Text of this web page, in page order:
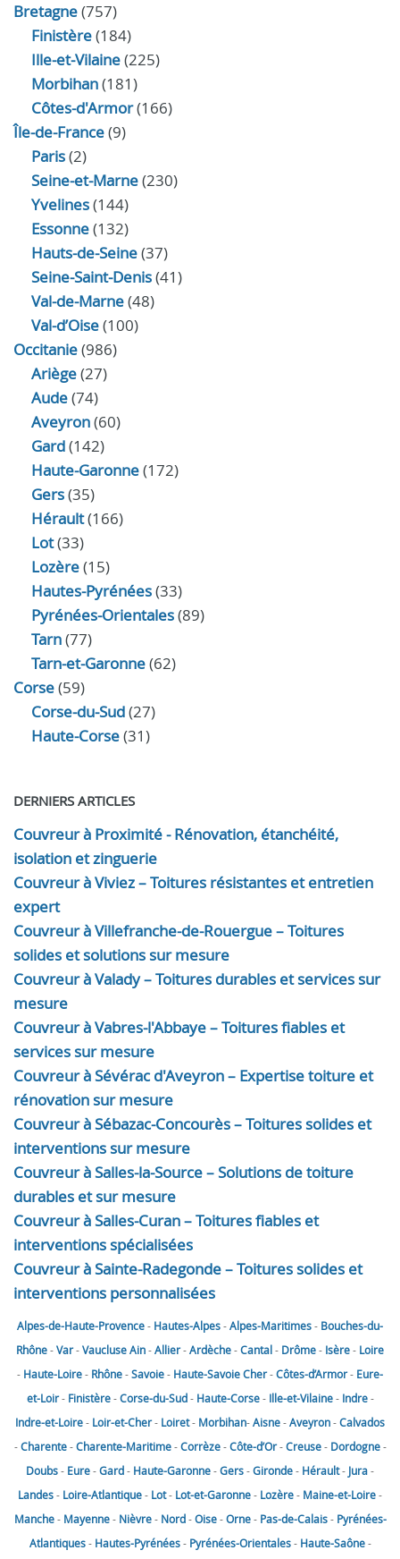
Bretagne(757)
Finistère(184)
Ille-et-Vilaine(225)
Morbihan(181)
Côtes-d'Armor(166)
Île-de-France(9)
Paris(2)
Seine-et-Marne(230)
Yvelines(144)
Essonne(132)
Hauts-de-Seine(37)
Seine-Saint-Denis(41)
Val-de-Marne(48)
Val-d’Oise(100)
Occitanie(986)
Ariège(27)
Aude(74)
Aveyron(60)
Gard(142)
Haute-Garonne(172)
Gers(35)
Hérault(166)
Lot(33)
Lozère(15)
Hautes-Pyrénées(33)
Pyrénées-Orientales(89)
Tarn(77)
Tarn-et-Garonne(62)
Corse(59)
Corse-du-Sud(27)
Haute-Corse(31)
DERNIERS ARTICLES
Couvreur à Proximité - Rénovation, étanchéité,
isolation et zinguerie
Couvreur à Viviez – Toitures résistantes et entretien
expert
Couvreur à Villefranche-de-Rouergue – Toitures
solides et solutions sur mesure
Couvreur à Valady – Toitures durables et services sur
mesure
Couvreur à Vabres-l'Abbaye – Toitures fiables et
services sur mesure
Couvreur à Sévérac d'Aveyron – Expertise toiture et
rénovation sur mesure
Couvreur à Sébazac-Concourès – Toitures solides et
interventions sur mesure
Couvreur à Salles-la-Source – Solutions de toiture
durables et sur mesure
Couvreur à Salles-Curan – Toitures fiables et
interventions spécialisées
Couvreur à Sainte-Radegonde – Toitures solides et
interventions personnalisées
Alpes-de-Haute-Provence- Hautes-Alpes-Alpes-Maritimes- Bouches-du-
Rhône-Var-VaucluseAin-Allier-Ardèche-Cantal- Drôme- Isère- Loire
- Haute-Loire- Rhône-Savoie- Haute-SavoieCher-Côtes-d’Armor- Eure-
et-Loir- Finistère-Corse-du-Sud- Haute-Corse- Ille-et-Vilaine- Indre-
Indre-et-Loire- Loir-et-Cher- Loiret- Morbihan-Aisne-Aveyron-Calvados
-Charente-Charente-Maritime-Corrèze-Côte-d’Or-Creuse- Dordogne-
Doubs- Eure-Gard- Haute-Garonne-Gers-Gironde- Hérault- Jura-
Landes- Loire-Atlantique- Lot- Lot-et-Garonne- Lozère- Maine-et-Loire-
Manche- Mayenne- Nièvre- Nord-Oise-Orne- Pas-de-Calais- Pyrénées-
Atlantiques- Hautes-Pyrénées- Pyrénées-Orientales- Haute-Saône-